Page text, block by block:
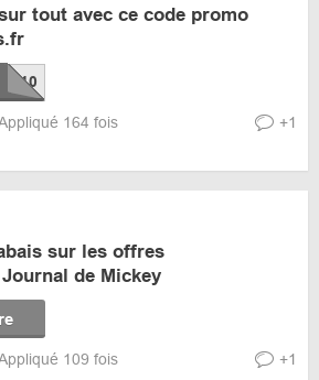
tout avec ce code promo
164 fois +1
sur les offres
de Mickey
109 fois +1